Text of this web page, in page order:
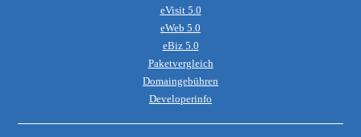
eVisit 5.0
eWeb 5.0
eBiz 5.0
Paketvergleich
Domaingebühren
Developerinfo